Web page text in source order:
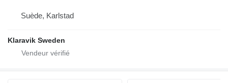
Suède, Karlstad
Klaravik Sweden